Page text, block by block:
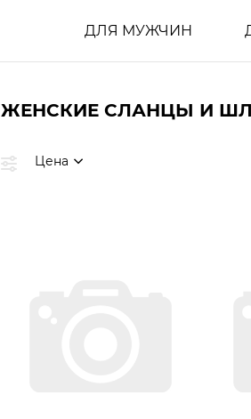
ДЛЯ МУЖЧИН
ЖЕНСКИЕ СЛАНЦЫ И
Цена